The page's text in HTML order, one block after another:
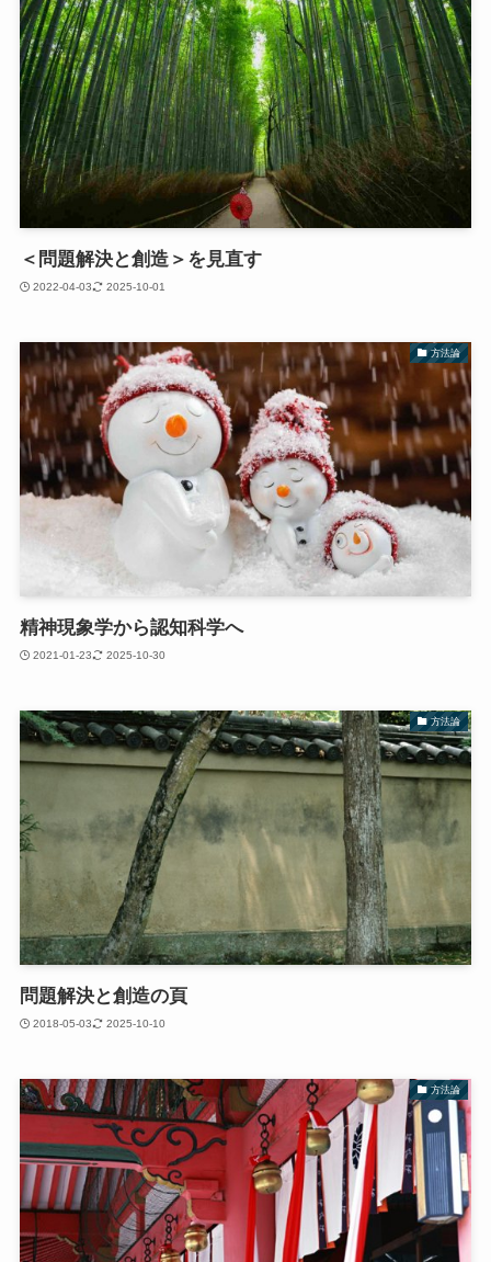
＜問題解決と創造＞を見直す
2022-04-03 2025-10-01
方法論
精神現象学から認知科学へ
2021-01-23 2025-10-30
方法論
問題解決と創造の頁
2018-05-03 2025-10-10
方法論